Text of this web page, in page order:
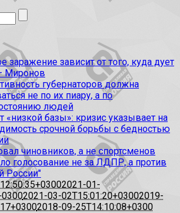
заражение зависит от того, куда дует
Миронов
губернаторов должна
не по их пиару, а по
людей
«низкой базы»: кризис указывает на
срочной борьбы с бедностью
чиновников, а не спортсменов
голосование не за ЛДПР, а против
России"
2021-01-
2021-03-02T15:01:20+03002019-
2018-09-25T14:10:08+0300